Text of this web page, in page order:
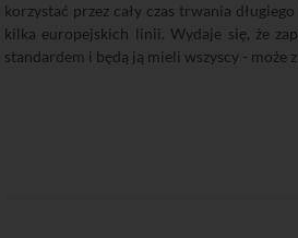
korzystać przez cały czas trwania
kilka europejskich linii. Wydaje się, że
standardem i będą ją mieli wszyscy - może